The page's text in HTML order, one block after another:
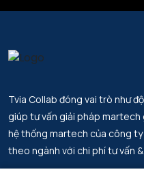
Tvia Collab đóng vai trò như
giúp tư vấn giải pháp
hệ thống martech của công
theo ngành với chi phí tư vấn